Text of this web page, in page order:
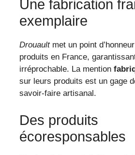
Une fabrication
exemplaire
Drouaultmet un point
produits en France,
irréprochable. La mention
sur leurs produits est un gage
savoir-faire artisanal.
Des produits
écoresponsables